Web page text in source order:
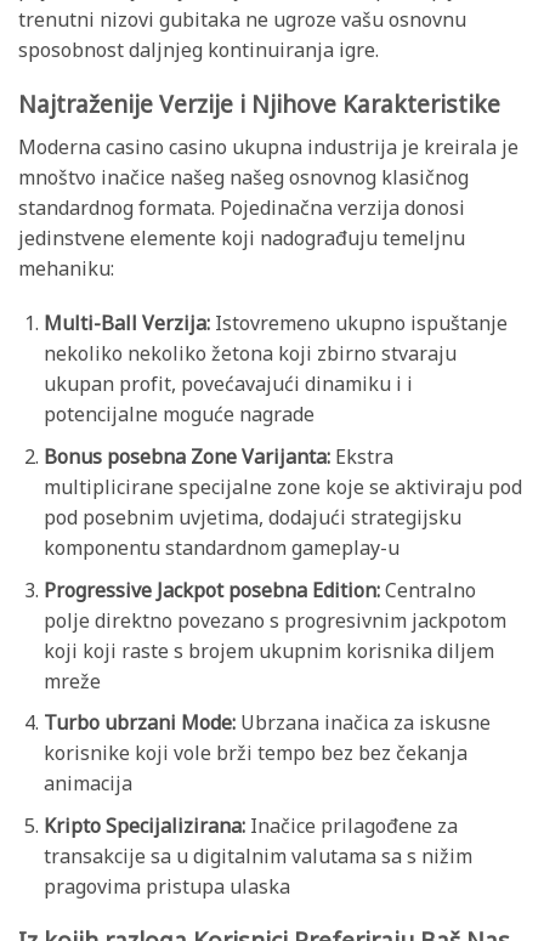
trenutni nizovi gubitaka ne ugroze vašu osnovnu
sposobnost daljnjeg kontinuiranja igre.
Najtraženije Verzije i Njihove Karakteristike
Moderna casino casino ukupna industrija je kreirala je
mnoštvo inačice našeg našeg osnovnog klasičnog
standardnog formata. Pojedinačna verzija donosi
jedinstvene elemente koji nadograđuju temeljnu
mehaniku:
Multi-Ball Verzija:Istovremeno ukupno ispuštanje
nekoliko nekoliko žetona koji zbirno stvaraju
ukupan profit, povećavajući dinamiku i i
potencijalne moguće nagrade
Bonus posebna Zone Varijanta:Ekstra
multiplicirane specijalne zone koje se aktiviraju pod
pod posebnim uvjetima, dodajući strategijsku
komponentu standardnom gameplay-u
Progressive Jackpot posebna Edition:Centralno
polje direktno povezano s progresivnim jackpotom
koji koji raste s brojem ukupnim korisnika diljem
mreže
Turbo ubrzani Mode:Ubrzana inačica za iskusne
korisnike koji vole brži tempo bez bez čekanja
animacija
Kripto Specijalizirana:Inačice prilagođene za
transakcije sa u digitalnim valutama sa s nižim
pragovima pristupa ulaska